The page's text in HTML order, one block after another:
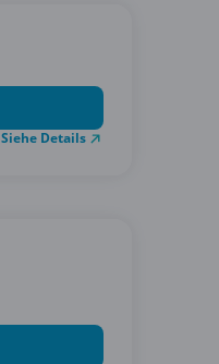
Siehe Details